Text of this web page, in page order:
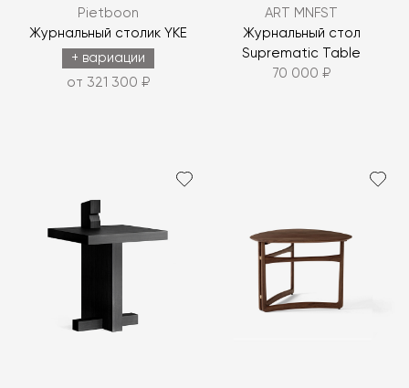
Pietboon
Журнальный столик YKE
+ вариации
от 321 300 ₽
ART MNFST
Журнальный стол
Suprematic Table
70 000 ₽